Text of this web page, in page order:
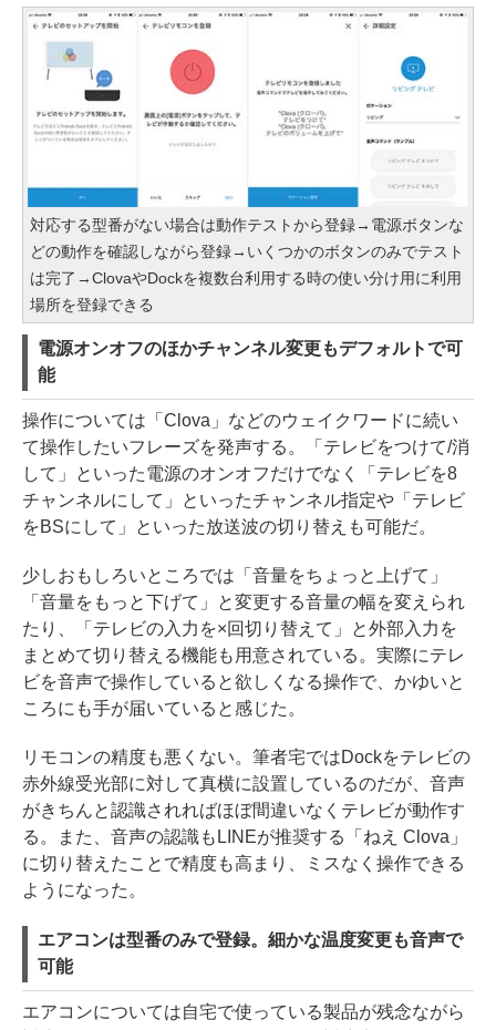
対応する型番がない場合は動作テストから登録→電源ボタンな
どの動作を確認しながら登録→いくつかのボタンのみでテスト
は完了→ClovaやDockを複数台利用する時の使い分け用に利用
場所を登録できる
電源オンオフのほかチャンネル変更もデフォルトで可
能
操作については「Clova」などのウェイクワードに続い
て操作したいフレーズを発声する。「テレビをつけて/消
して」といった電源のオンオフだけでなく「テレビを8
チャンネルにして」といったチャンネル指定や「テレビ
をBSにして」といった放送波の切り替えも可能だ。
少しおもしろいところでは「音量をちょっと上げて」
「音量をもっと下げて」と変更する音量の幅を変えられ
たり、「テレビの入力を×回切り替えて」と外部入力を
まとめて切り替える機能も用意されている。実際にテレ
ビを音声で操作していると欲しくなる操作で、かゆいと
ころにも手が届いていると感じた。
リモコンの精度も悪くない。筆者宅ではDockをテレビの
赤外線受光部に対して真横に設置しているのだが、音声
がきちんと認識されればほぼ間違いなくテレビが動作す
る。また、音声の認識もLINEが推奨する「ねえ Clova」
に切り替えたことで精度も高まり、ミスなく操作できる
ようになった。
エアコンは型番のみで登録。細かな温度変更も音声で
可能
エアコンについては自宅で使っている製品が残念ながら